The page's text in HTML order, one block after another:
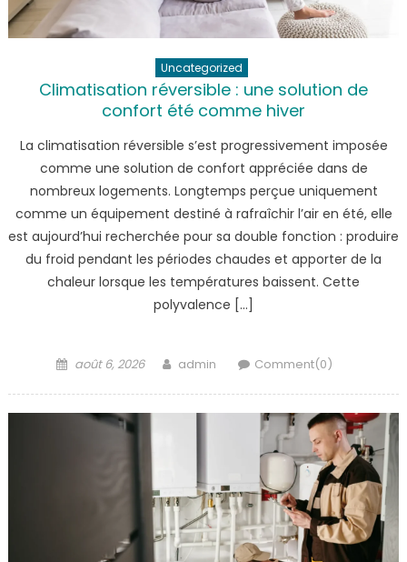
Uncategorized
Climatisation réversible : une solution de
confort été comme hiver
La climatisation réversible s’est progressivement imposée
comme une solution de confort appréciée dans de
nombreux logements. Longtemps perçue uniquement
comme un équipement destiné à rafraîchir l’air en été, elle
est aujourd’hui recherchée pour sa double fonction : produire
du froid pendant les périodes chaudes et apporter de la
chaleur lorsque les températures baissent. Cette
polyvalence […]
Posted
août 6, 2026 Author
admin Comment(0)